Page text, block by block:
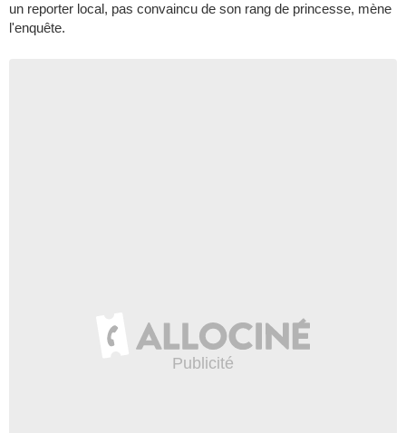
un reporter local, pas convaincu de son rang de princesse, mène
l'enquête.